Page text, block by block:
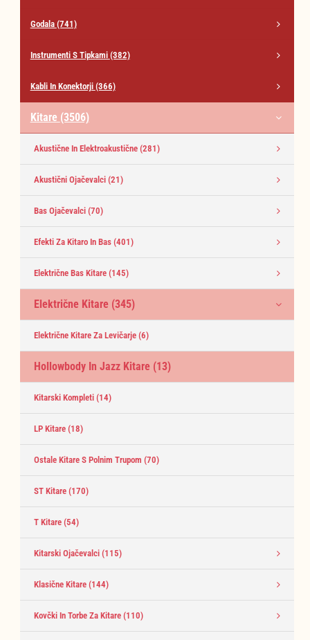
Godala (741)
Instrumenti S Tipkami (382)
Kabli In Konektorji (366)
Kitare (3506)
Akustične In Elektroakustične (281)
Akustični Ojačevalci (21)
Bas Ojačevalci (70)
Efekti Za Kitaro In Bas (401)
Električne Bas Kitare (145)
Električne Kitare (345)
Električne Kitare Za Levičarje (6)
Hollowbody In Jazz Kitare (13)
Kitarski Kompleti (14)
LP Kitare (18)
Ostale Kitare S Polnim Trupom (70)
ST Kitare (170)
T Kitare (54)
Kitarski Ojačevalci (115)
Klasične Kitare (144)
Kovčki In Torbe Za Kitare (110)